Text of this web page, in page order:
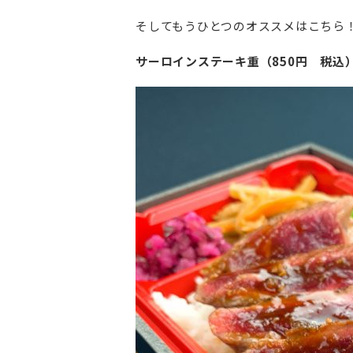
そしてもうひとつのオススメはこちら
サーロインステーキ重（850円 税込